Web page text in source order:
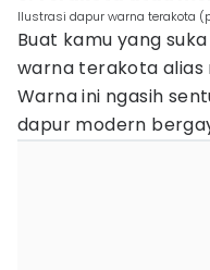
Ilustrasi dapur warna terakota
Buat kamu yang
warna terakota alias
Warna ini ngasih
dapur modern